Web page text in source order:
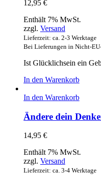
12,95 €
Enthält 7% MwSt.
zzgl. Versand
Lieferzeit: ca. 2-3 Werktage
Bei Lieferungen in Nicht-
Ist Glücklichsein ein
In den Warenkorb
In den Warenkorb
Ändere dein
14,95 €
Enthält 7% MwSt.
zzgl. Versand
Lieferzeit: ca. 3-4 Werktage